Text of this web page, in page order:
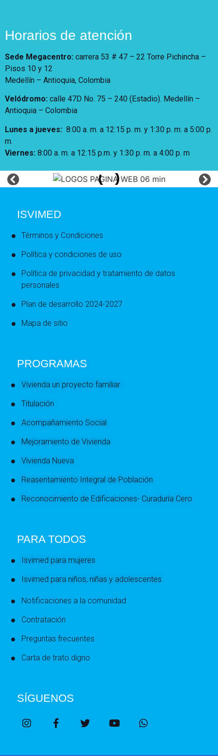
Horarios de atención
Sede Megacentro: carrera 53 # 47 – 22 Torre Pichincha –
Pisos 10 y 12
Medellín – Antioquia, Colombia
Velódromo: calle 47D No. 75 – 240 (Estadio). Medellín –
Antioquia – Colombia
Lunes a jueves: 8:00 a. m. a 12:15 p. m. y 1:30 p. m. a 5:00 p.
m.
Viernes: 8:00 a. m. a 12:15 p.m. y 1:30 p. m. a 4:00 p. m
ISVIMED
Términos y Condiciones
Política y condiciones de uso
Política de privacidad y tratamiento de datos
personales
Plan de desarrollo 2024-2027
Mapa de sitio
PROGRAMAS
Vivienda un proyecto familiar
Titulación
Acompañamiento Social
Mejoramiento de Vivienda
Vivienda Nueva
Reasentamiento Integral de Población
Reconocimiento de Edificaciones- Curaduría Cero
PARA TODOS
Isvimed para mujeres
Isvimed para niños, niñas y adolescentes
Notificaciones a la comunidad
Contratación
Preguntas frecuentes
Carta de trato digno
SÍGUENOS